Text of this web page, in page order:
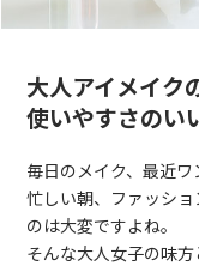
大人アイメイク
使いやすさのい
毎日のメイク、最近
忙しい朝、ファッシ
のは大変ですよね。
そんな大人女子の味